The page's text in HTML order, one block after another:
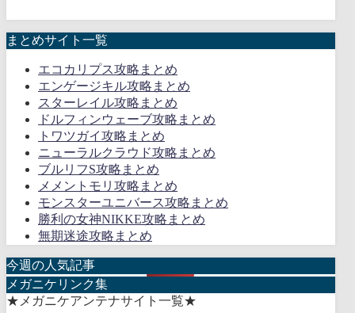
まとめサイト一覧
エコカリプス攻略まとめ
エンゲージキル攻略まとめ
スターレイル攻略まとめ
ドルフィンウェーブ攻略まとめ
トワツガイ攻略まとめ
ニューラルクラウド攻略まとめ
ブルリフS攻略まとめ
メメントモリ攻略まとめ
モンスターユニバース攻略まとめ
勝利の女神NIKKE攻略まとめ
無期迷途攻略まとめ
今週の人気記事
メガニケリンク集
★メガニケアンテナサイト一覧★